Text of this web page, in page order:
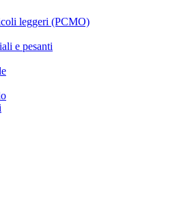
leggeri (PCMO)
e pesanti